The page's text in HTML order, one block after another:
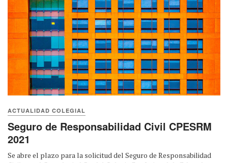
ACTUALIDAD COLEGIAL
Seguro de Responsabilidad Civil CPESRM
2021
Se abre el plazo para la solicitud del Seguro de Responsabilidad